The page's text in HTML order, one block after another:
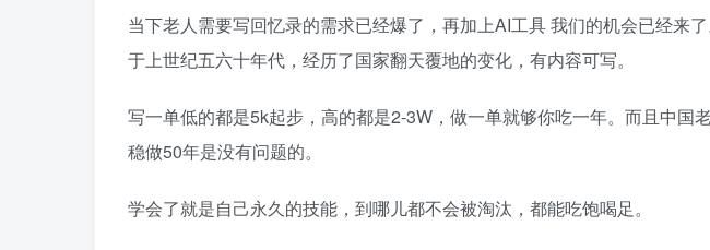
当下老人需要写回忆录的需求已经爆了，再加上AI工具 我们的机会已经来
于上世纪五六十年代，经历了国家翻天覆地的变化，有内容可写。
写一单低的都是5k起步，高的都是2-3W，做一单就够你吃一年。而且中国
稳做50年是没有问题的。
学会了就是自己永久的技能，到哪儿都不会被淘汰，都能吃饱喝足。